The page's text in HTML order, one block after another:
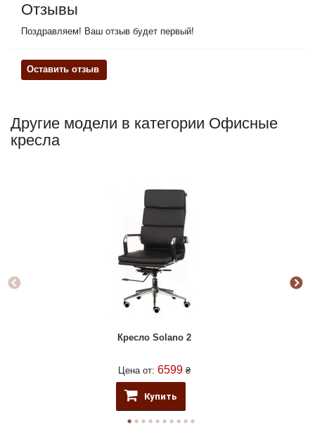
Отзывы
Поздравляем! Ваш отзыв будет первый!
Оставить отзыв
Другие модели в категории Офисные
кресла
Кресло Solano 2
Цена от: 6599 ₴
Купить